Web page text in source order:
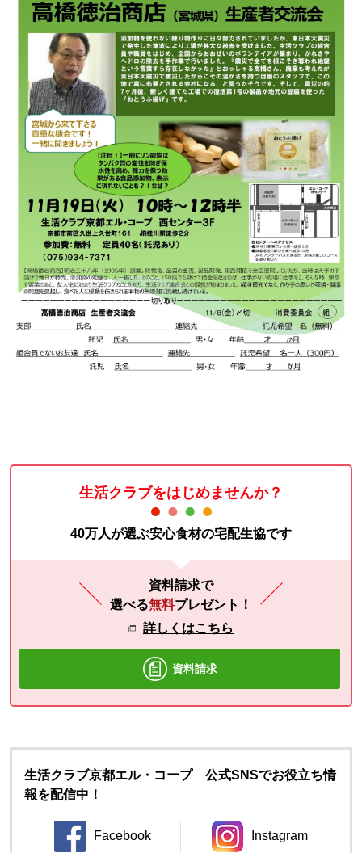
生活クラブをはじめませんか？
40万人が選ぶ安心食材の宅配生協です
資料請求で
選べる無料プレゼント！
詳しくはこちら
資料請求
生活クラブ京都エル・コープ 公式SNSでお役立ち情
報を配信中！
Facebook
別のウィンドウで開きます。
Instagram
別のウィンドウ